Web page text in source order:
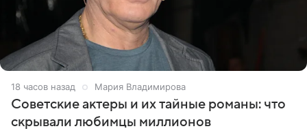
18 часов назад Мария Владимирова
Советские актеры и их тайные романы: что
скрывали любимцы миллионов